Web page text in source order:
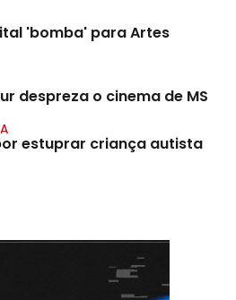
'bomba' para Artes
despreza o cinema de MS
estuprar criança autista